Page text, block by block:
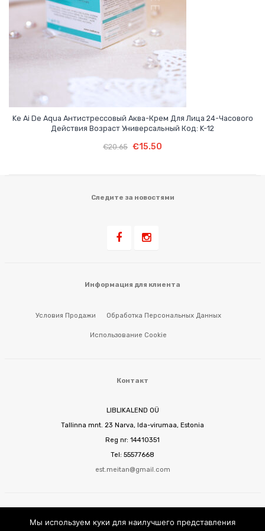
БИЗНЕС ВОЗМОЖНОСТИ
Ke Ai De Aqua Антистрессовый Аква-Крем Для Лица 24-Часового
Действия Возраст Универсальный Код: K-12
€20.65 Первоначальная
€15.50
Первоначальная
цена
Текущая
цена:
Следите за новостями
Информация для клиента
Условия Продажи Обработка Персональных Данных
Использование Cookie
Контакт
LIBLIKALEND OÜ
Tallinna mnt. 23 Narva, Ida-virumaa, Estonia
Reg nr: 14410351
Tel: 55577668
est.meitan@gmail.com
Мы используем куки для наилучшего представления